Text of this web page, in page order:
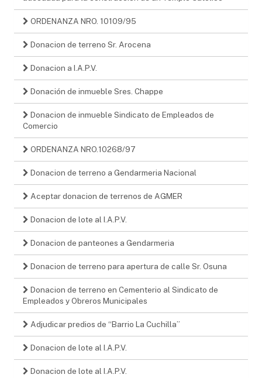
ORDENANZA NRO. 10109/95
Donacion de terreno Sr. Arocena
Donacion a I.A.P.V.
Donación de inmueble Sres. Chappe
Donacion de inmueble Sindicato de Empleados de
Comercio
ORDENANZA NRO.10268/97
Donacion de terreno a Gendarmeria Nacional
Aceptar donacion de terrenos de AGMER
Donacion de lote al I.A.P.V.
Donacion de panteones a Gendarmeria
Donacion de terreno para apertura de calle Sr. Osuna
Donacion de terreno en Cementerio al Sindicato de
Empleados y Obreros Municipales
Adjudicar predios de “Barrio La Cuchilla”
Donacion de lote al I.A.P.V.
Donacion de lote al I.A.P.V.